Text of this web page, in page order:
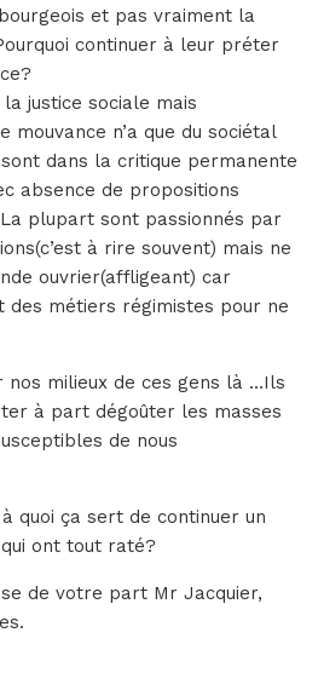
et pas vraiment la
continuer à leur préter
justice sociale mais
n’a que du sociétal
dans la critique permanente
absence de propositions
plupart sont passionnés par
à rire souvent) mais ne
ouvrier(affligeant) car
des métiers régimistes pour ne
nos milieux de ces gens là …Ils
à part dégoûter les masses
de nous
quoi ça sert de continuer un
ont tout raté?
de votre part Mr Jacquier,